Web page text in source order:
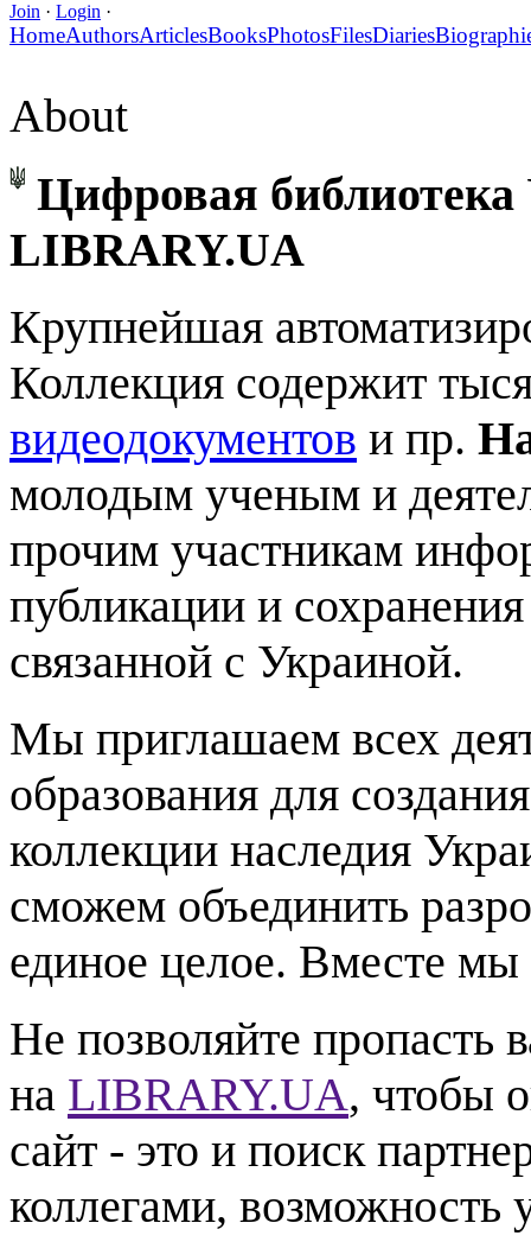
Join · Login ·
HomeAuthorsArticlesBooksPhotosFilesDiaries
About
Цифровая
LIBRARY.UA
Крупнейшая
Коллекция содержит
видеодокументов и пр.
молодым ученым и
прочим участникам
публикации и
связанной с Украиной.
Мы приглашаем всех
образования для
коллекции наследия
сможем объединить
единое целое. Вместе мы
Не позволяйте
на LIBRARY.UA, чтобы
сайт - это и поиск
коллегами, возможность